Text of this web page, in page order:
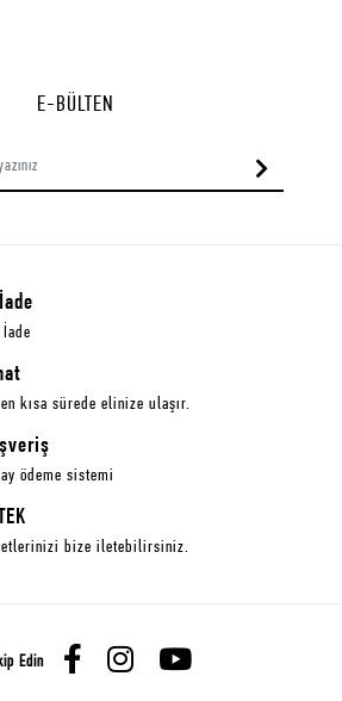
E-BÜLTEN
kısa sürede elinize ulaşır.
ödeme sistemi
bize iletebilirsiniz.
Edin